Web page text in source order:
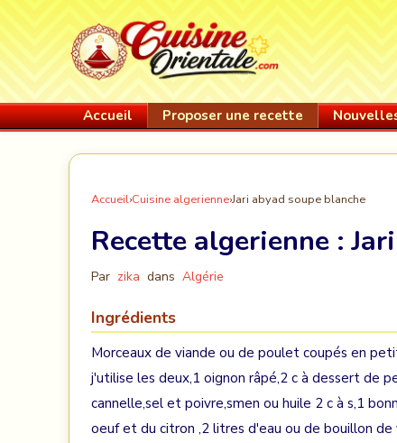
Accueil Proposer une recette
Accueil›Cuisine algerienne›Jari abyad soupe blanche
Recette algerienne :
Par zika dans Algérie
Ingrédients
Morceaux de viande ou de poulet coupés en
j'utilise les deux,1 oignon râpé,2 c à dessert de
cannelle,sel et poivre,smen ou huile 2 c à s,1
oeuf et du citron ,2 litres d'eau ou de bouillon de